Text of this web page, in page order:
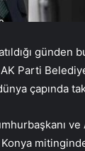
günden
Parti
çapında
Konya